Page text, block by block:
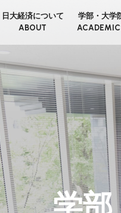
日大経済について
ABOUT
学部・大学
学部